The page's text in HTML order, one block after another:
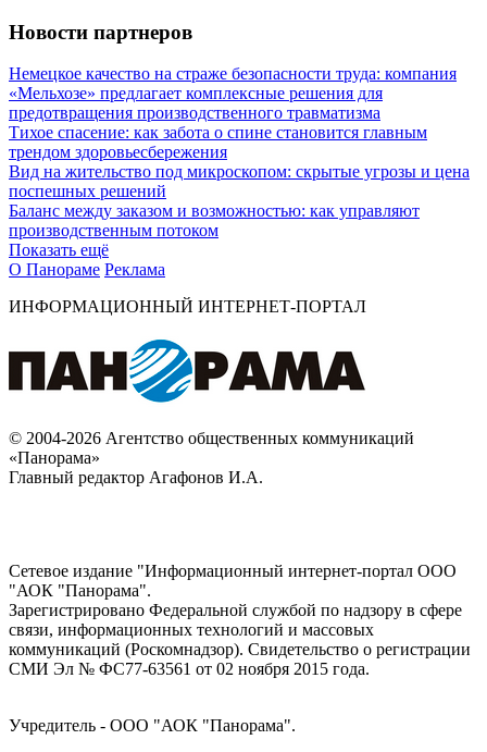
Новости партнеров
Немецкое качество на страже безопасности труда: компания
«Мельхозе» предлагает комплексные решения для
предотвращения производственного травматизма
Тихое спасение: как забота о спине становится главным
трендом здоровьесбережения
Вид на жительство под микроскопом: скрытые угрозы и цена
поспешных решений
Баланс между заказом и возможностью: как управляют
производственным потоком
Показать ещё
О Панораме Реклама
ИНФОРМАЦИОННЫЙ ИНТЕРНЕТ-ПОРТАЛ
© 2004-2026 Агентство общественных коммуникаций
«Панорама»
Главный редактор Агафонов И.А.
Сетевое издание "Информационный интернет-портал ООО
"АОК "Панорама".
Зарегистрировано Федеральной службой по надзору в сфере
связи, информационных технологий и массовых
коммуникаций (Роскомнадзор). Cвидетельство о регистрации
СМИ Эл № ФС77-63561 от 02 ноября 2015 года.
Учредитель - ООО "АОК "Панорама".